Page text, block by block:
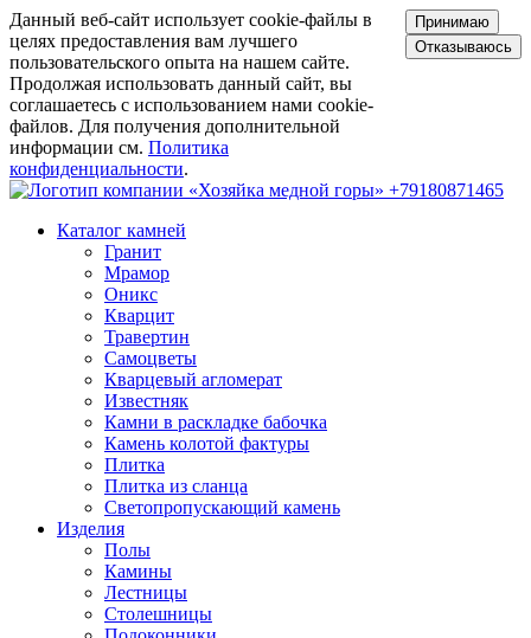
Данный веб-сайт использует cookie-файлы в
целях предоставления вам лучшего
пользовательского опыта на нашем сайте.
Продолжая использовать данный сайт, вы
соглашаетесь с использованием нами cookie-
файлов. Для получения дополнительной
информации см. Политика
конфиденциальности.
Принимаю
Отказываюсь
+79180871465
Каталог камней
Гранит
Мрамор
Оникс
Кварцит
Травертин
Самоцветы
Кварцевый агломерат
Известняк
Камни в раскладке бабочка
Камень колотой фактуры
Плитка
Плитка из сланца
Светопропускающий камень
Изделия
Полы
Камины
Лестницы
Столешницы